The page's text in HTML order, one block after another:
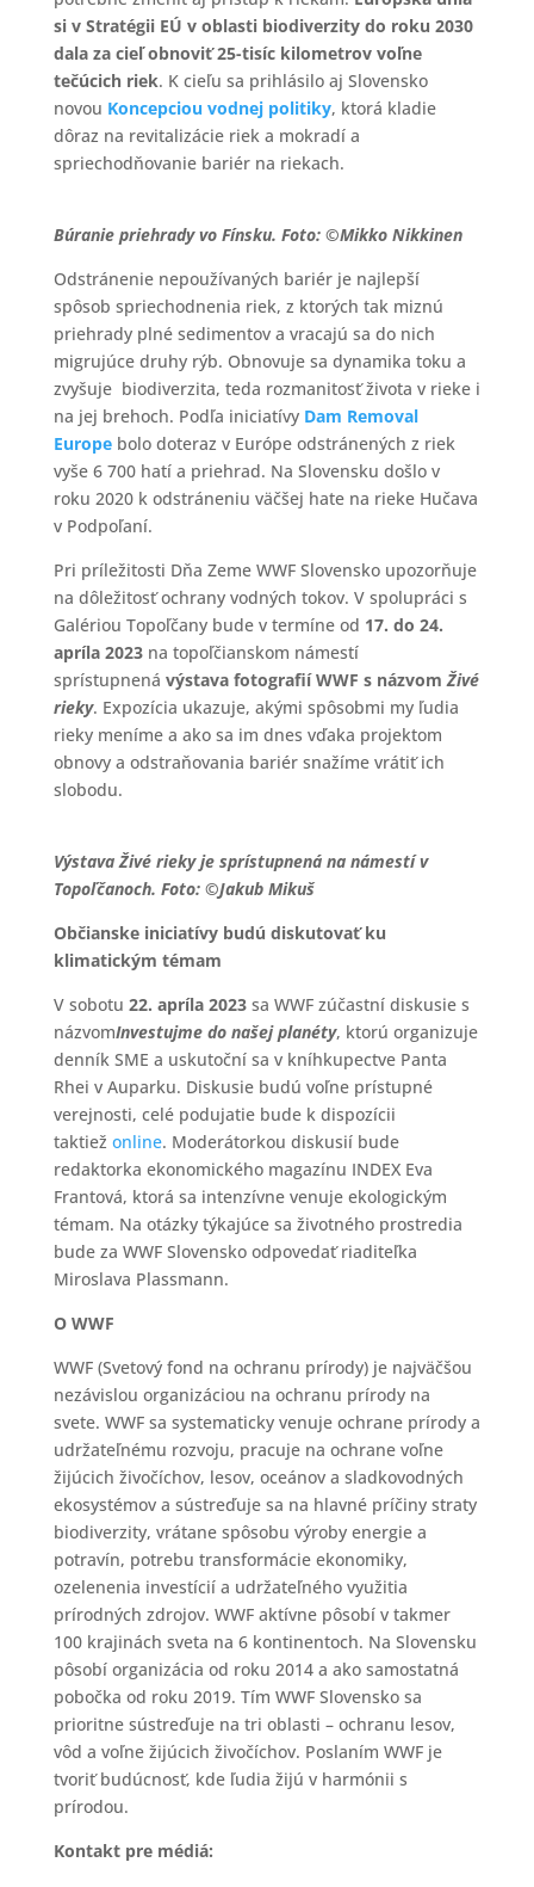
si v Stratégii EÚ v oblasti biodiverzity do roku 2030
dala za cieľ obnoviť 25-tisíc kilometrov voľne
tečúcich riek. K cieľu sa prihlásilo aj Slovensko
novou Koncepciou vodnej politiky, ktorá kladie
dôraz na revitalizácie riek a mokradí a
spriechodňovanie bariér na riekach.
Búranie priehrady vo Fínsku. Foto: ©Mikko Nikkinen
Odstránenie nepoužívaných bariér je najlepší
spôsob spriechodnenia riek, z ktorých tak miznú
priehrady plné sedimentov a vracajú sa do nich
migrujúce druhy rýb. Obnovuje sa dynamika toku a
zvyšuje biodiverzita, teda rozmanitosť života v rieke i
na jej brehoch. Podľa iniciatívy Dam Removal
Europebolo doteraz v Európe odstránených z riek
vyše 6 700 hatí a priehrad. Na Slovensku došlo v
roku 2020 k odstráneniu väčšej hate na rieke Hučava
v Podpoľaní.
Pri príležitosti Dňa Zeme WWF Slovensko upozorňuje
na dôležitosť ochrany vodných tokov. V spolupráci s
Galériou Topoľčany bude v termíne od 17. do 24.
apríla 2023 na topoľčianskom námestí
sprístupnená výstava fotografií WWF s názvom Živé
rieky. Expozícia ukazuje, akými spôsobmi my ľudia
rieky meníme a ako sa im dnes vďaka projektom
obnovy a odstraňovania bariér snažíme vrátiť ich
slobodu.
Výstava Živé rieky je sprístupnená na námestí v
Topoľčanoch. Foto: ©Jakub Mikuš
Občianske iniciatívy budú diskutovať ku
klimatickým témam
V sobotu 22. apríla 2023sa WWF zúčastní diskusie s
názvomInvestujme do našej planéty, ktorú organizuje
denník SME a uskutoční sa v kníhkupectve Panta
Rhei v Auparku. Diskusie budú voľne prístupné
verejnosti, celé podujatie bude k dispozícii
taktiež online. Moderátorkou diskusií bude
redaktorka ekonomického magazínu INDEX Eva
Frantová, ktorá sa intenzívne venuje ekologickým
témam. Na otázky týkajúce sa životného prostredia
bude za WWF Slovensko odpovedať riaditeľka
Miroslava Plassmann.
O WWF
WWF (Svetový fond na ochranu prírody) je najväčšou
nezávislou organizáciou na ochranu prírody na
svete. WWF sa systematicky venuje ochrane prírody a
udržateľnému rozvoju, pracuje na ochrane voľne
žijúcich živočíchov, lesov, oceánov a sladkovodných
ekosystémov a sústreďuje sa na hlavné príčiny straty
biodiverzity, vrátane spôsobu výroby energie a
potravín, potrebu transformácie ekonomiky,
ozelenenia investícií a udržateľného využitia
prírodných zdrojov. WWF aktívne pôsobí v takmer
100 krajinách sveta na 6 kontinentoch. Na Slovensku
pôsobí organizácia od roku 2014 a ako samostatná
pobočka od roku 2019. Tím WWF Slovensko sa
prioritne sústreďuje na tri oblasti – ochranu lesov,
vôd a voľne žijúcich živočíchov. Poslaním WWF je
tvoriť budúcnosť, kde ľudia žijú v harmónii s
prírodou.
Kontakt pre médiá: